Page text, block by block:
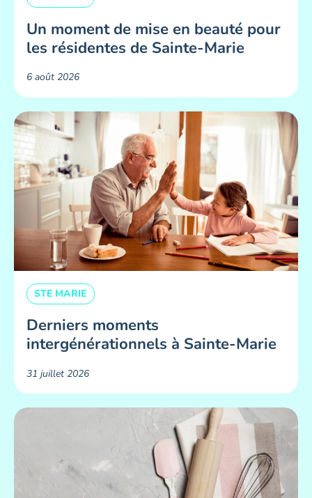
Un moment de mise en beauté pour
les résidentes de Sainte-Marie ​
6 août 2026
STE MARIE
Derniers moments
intergénérationnels à Sainte-Marie
31 juillet 2026